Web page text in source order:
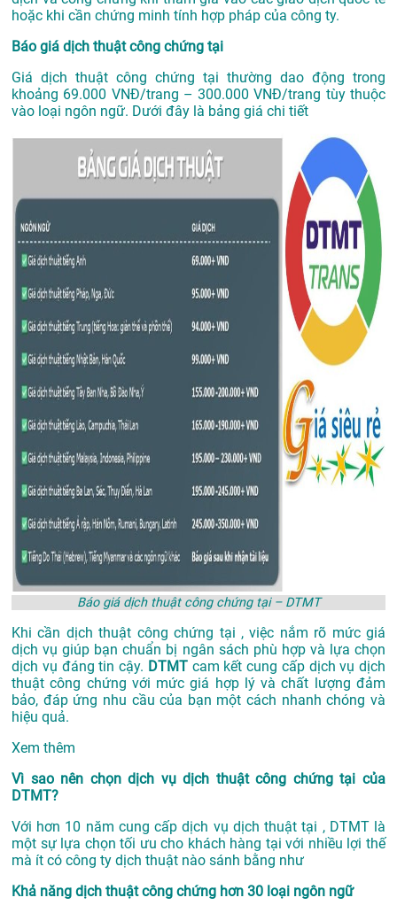
hoặc khi cần chứng minh tính hợp pháp của công ty.
Báo giá dịch thuật công chứng tại
Giá dịch thuật công chứng tại thường dao động trong
khoảng 69.000 VNĐ/trang – 300.000 VNĐ/trang tùy thuộc
vào loại ngôn ngữ. Dưới đây là bảng giá chi tiết
Báo giá dịch thuật công chứng tại – DTMT
Khi cần dịch thuật công chứng tại , việc nắm rõ mức giá
dịch vụ giúp bạn chuẩn bị ngân sách phù hợp và lựa chọn
dịch vụ đáng tin cậy. DTMT cam kết cung cấp dịch vụ dịch
thuật công chứng với mức giá hợp lý và chất lượng đảm
bảo, đáp ứng nhu cầu của bạn một cách nhanh chóng và
hiệu quả.
Xem thêm
Vì sao nên chọn dịch vụ dịch thuật công chứng tại của
DTMT?
Với hơn 10 năm cung cấp dịch vụ dịch thuật tại , DTMT là
một sự lựa chọn tối ưu cho khách hàng tại với nhiều lợi thế
mà ít có công ty dịch thuật nào sánh bằng như
Khả năng dịch thuật công chứng hơn 30 loại ngôn ngữ